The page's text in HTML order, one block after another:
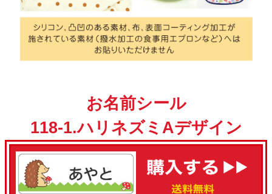
お名前シール
118-1.ハリネズミAデザイン